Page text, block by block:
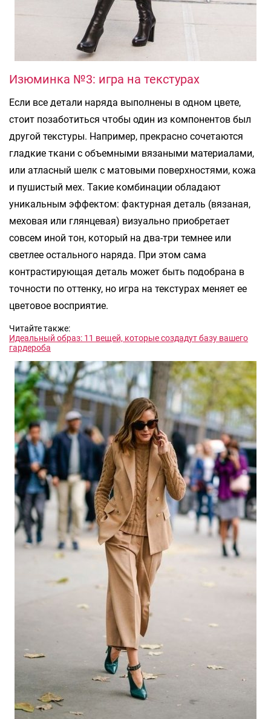
Изюминка №3: игра на текстурах
Если все детали наряда выполнены в одном цвете,
стоит позаботиться чтобы один из компонентов был
другой текстуры. Например, прекрасно сочетаются
гладкие ткани с объемными вязаными материалами,
или атласный шелк с матовыми поверхностями, кожа
и пушистый мех. Такие комбинации обладают
уникальным эффектом: фактурная деталь (вязаная,
меховая или глянцевая) визуально приобретает
совсем иной тон, который на два-три темнее или
светлее остального наряда. При этом сама
контрастирующая деталь может быть подобрана в
точности по оттенку, но игра на текстурах меняет ее
цветовое восприятие.
Читайте также:
Идеальный образ: 11 вещей, которые создадут базу вашего
гардероба